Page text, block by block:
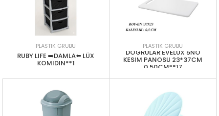
PLASTIK GRUBU
RUBY LIFE ➡️DAMLA⬅️ LÜX
KOMIDIN**1
PLASTIK GRUBU
DOGRULAR EVELÜX 5NO
KESIM PANOSU 23*37CM
0,50CM**17